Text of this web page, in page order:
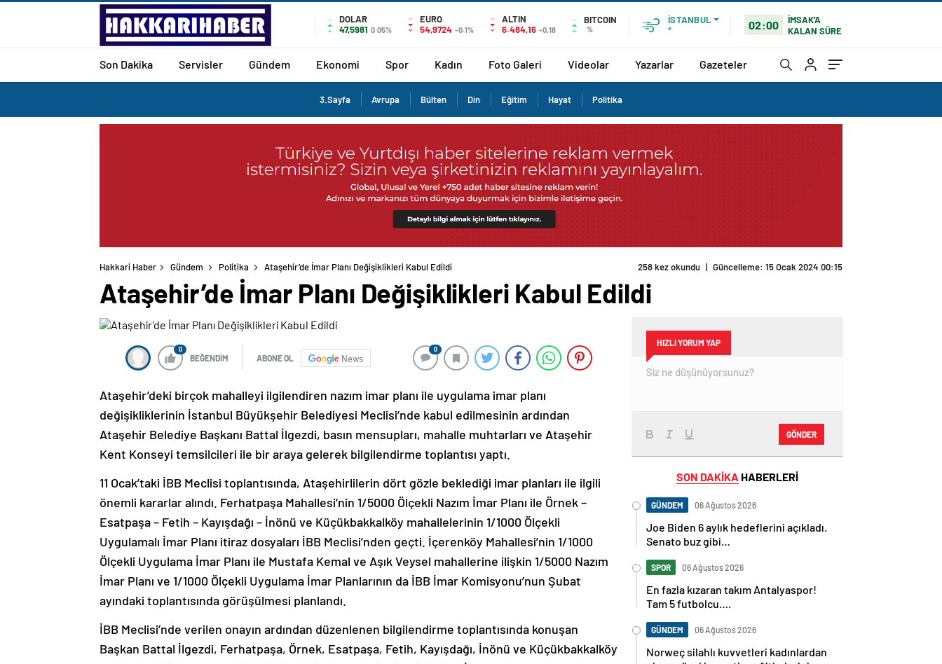
DOLAR
47,5981 0.05%
EURO
54,9724 -0.1%
ALTIN
6.484,16 -0,18
BITCOIN
%
İSTANBUL
°
02:00
İMSAK'A
KALAN SÜRE
Son Dakika Servisler Gündem Ekonomi Spor Kadın Foto Galeri Videolar Yazarlar Gazeteler
3.Sayfa Avrupa Bülten Din Eğitim Hayat Politika
Hakkari Haber Gündem Politika Ataşehir’de İmar Planı Değişiklikleri Kabul Edildi 258 kez okundu | Güncelleme: 15 Ocak 2024 00:15
Ataşehir’de İmar Planı Değişiklikleri Kabul Edildi
0
BEĞENDİM ABONE OL News
0
Ataşehir’deki birçok mahalleyi ilgilendiren nazım imar planı ile uygulama imar planı
değişikliklerinin İstanbul Büyükşehir Belediyesi Meclisi’nde kabul edilmesinin ardından
Ataşehir Belediye Başkanı Battal İlgezdi, basın mensupları, mahalle muhtarları ve Ataşehir
Kent Konseyi temsilcileri ile bir araya gelerek bilgilendirme toplantısı yaptı.
11 Ocak’taki İBB Meclisi toplantısında, Ataşehirlilerin dört gözle beklediği imar planları ile ilgili
önemli kararlar alındı. Ferhatpaşa Mahallesi’nin 1/5000 Ölçekli Nazım İmar Planı ile Örnek –
Esatpaşa – Fetih – Kayışdağı – İnönü ve Küçükbakkalköy mahallelerinin 1/1000 Ölçekli
Uygulamalı İmar Planı itiraz dosyaları İBB Meclisi’nden geçti. İçerenköy Mahallesi’nin 1/1000
Ölçekli Uygulama İmar Planı ile Mustafa Kemal ve Aşık Veysel mahallerine ilişkin 1/5000 Nazım
İmar Planı ve 1/1000 Ölçekli Uygulama İmar Planlarının da İBB İmar Komisyonu’nun Şubat
ayındaki toplantısında görüşülmesi planlandı.
İBB Meclisi’nde verilen onayın ardından düzenlenen bilgilendirme toplantısında konuşan
Başkan Battal İlgezdi, Ferhatpaşa, Örnek, Esatpaşa, Fetih, Kayışdağı, İnönü ve Küçükbakkalköy
HIZLI YORUM YAP
GÖNDER
SON DAKİKA HABERLERİ
GÜNDEM 06 Ağustos 2026
Joe Biden 6 aylık hedeflerini açıkladı.
Senato buz gibi…
SPOR 06 Ağustos 2026
En fazla kızaran takım Antalyaspor!
Tam 5 futbolcu….
GÜNDEM 06 Ağustos 2026
Norweç silahlı kuvvetleri kadınlardan